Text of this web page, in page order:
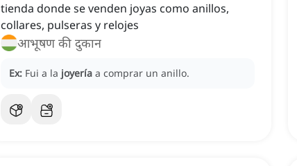
tienda donde se venden joyas como anillos,
collares, pulseras y relojes
आभूषण की दुकान
Ex: Fui a la joyería a comprar un anillo.